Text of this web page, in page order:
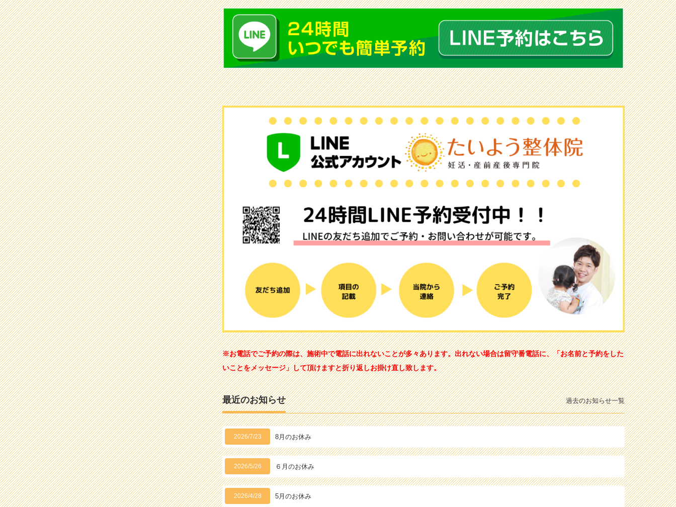
※お電話でご予約の際は、施術中で電話に出れないことが多々あります。出れない場合は留守番電話に、「お名前と予約をした
いことをメッセージ」して頂けますと折り返しお掛け直し致します。
最近のお知らせ
2026/7/23 8月のお休み
2026/5/26 ６月のお休み
2026/4/28 5月のお休み
過去のお知らせ一覧